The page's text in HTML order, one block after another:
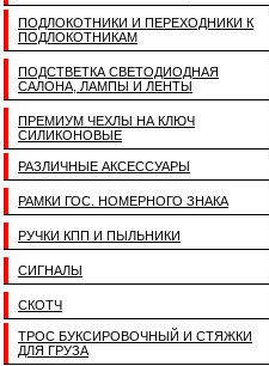
ПОДЛОКОТНИКИ И ПЕРЕХОДНИКИ К
ПОДЛОКОТНИКАМ
ПОДСТВЕТКА СВЕТОДИОДНАЯ
САЛОНА, ЛАМПЫ И ЛЕНТЫ
ПРЕМИУМ ЧЕХЛЫ НА КЛЮЧ
СИЛИКОНОВЫЕ
РАЗЛИЧНЫЕ АКСЕССУАРЫ
РАМКИ ГОС. НОМЕРНОГО ЗНАКА
РУЧКИ КПП И ПЫЛЬНИКИ
СИГНАЛЫ
СКОТЧ
ТРОС БУКСИРОВОЧНЫЙ И СТЯЖКИ
ДЛЯ ГРУЗА